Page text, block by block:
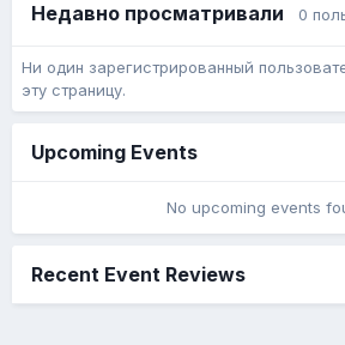
Недавно просматривали 0
Ни один зарегистрированный
эту страницу.
Upcoming Events
No upcoming events
Recent Event Reviews